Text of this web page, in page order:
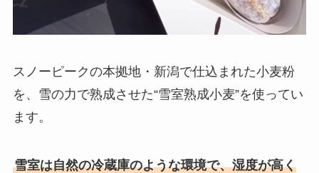
スノーピークの本拠地・新潟で仕込まれた小麦粉
を、雪の力で熟成させた“雪室熟成小麦”を使ってい
ます。
雪室は自然の冷蔵庫のような環境で、湿度が高く